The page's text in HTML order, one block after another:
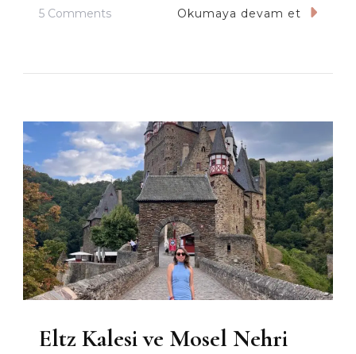
5 CommentsOn
Okumaya devam et
Eltz Kalesi ve Mosel Nehri